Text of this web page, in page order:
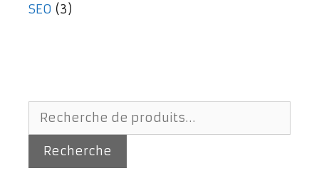
SEO (3)
Recherche
pour :
Recherche